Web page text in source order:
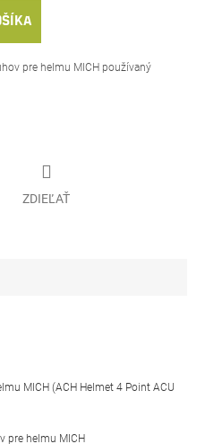
pre helmu MICH používaný
ZDIEĽAŤ
MICH (ACH Helmet 4 Point ACU
pre helmu MICH